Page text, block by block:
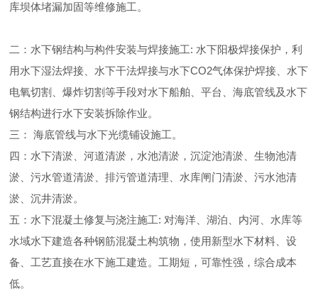
库坝体堵漏加固等维修施工。
二：水下钢结构与构件安装与焊接施工: 水下阳极焊接保护，利
用水下湿法焊接、水下干法焊接与水下CO2气体保护焊接、水下
电氧切割、爆炸切割等手段对水下船舶、平台、海底管线及水下
钢结构进行水下安装拆除作业。
三： 海底管线与水下光缆铺设施工。
四：水下清淤、河道清淤，水池清淤，沉淀池清淤、生物池清
淤、污水管道清淤、排污管道清理、水库闸门清淤、污水池清
淤、沉井清淤。
五：水下混凝土修复与浇注施工: 对海洋、湖泊、内河、水库等
水域水下建造各种钢筋混凝土构筑物，使用新型水下材料、设
备、工艺直接在水下施工建造。工期短，可靠性强，综合成本
低。